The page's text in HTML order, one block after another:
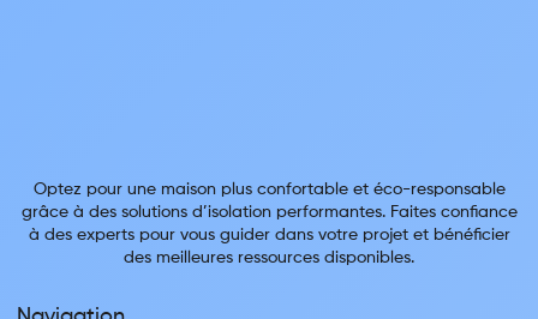
Optez pour une maison plus confortable et éco-responsable
grâce à des solutions d’isolation performantes. Faites confiance
à des experts pour vous guider dans votre projet et bénéficier
des meilleures ressources disponibles.